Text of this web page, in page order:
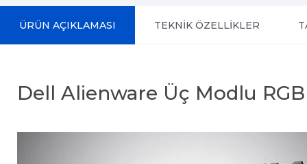
ÜRÜN AÇIKLAMASI TEKNİK ÖZELLİKLER
Dell Alienware Üç Modlu